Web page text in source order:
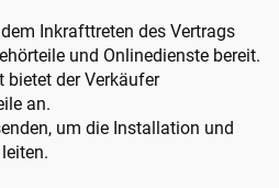
Inkrafttreten des Vertrags
und Onlinedienste bereit.
bietet der Verkäufer
an.
um die Installation und